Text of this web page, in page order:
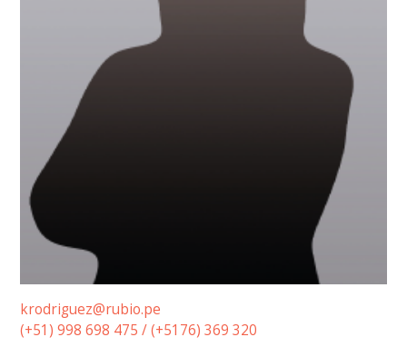
krodriguez@rubio.pe
(+51) 998 698 475 / (+5176) 369 320